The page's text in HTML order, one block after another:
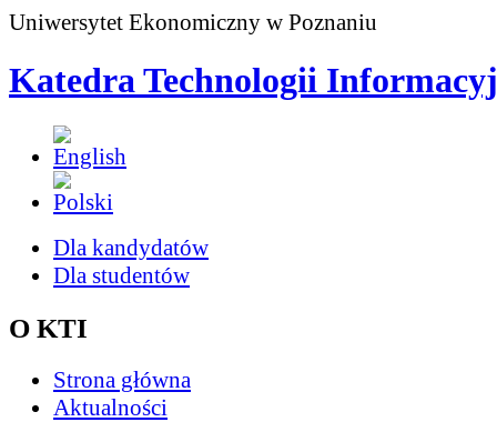
Uniwersytet Ekonomiczny w Poznaniu
Katedra Technologii
Dla kandydatów
Dla studentów
O KTI
Strona główna
Aktualności